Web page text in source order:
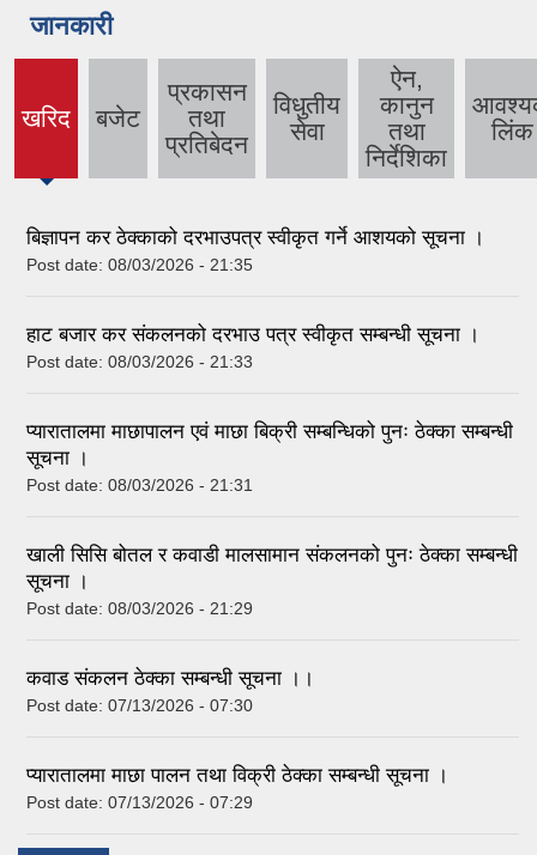
जानकारी
खरिद
(active
बजेट
प्रकासन
तथा
प्रतिबेदन
विधुतीय
सेवा
ऐन,
कानुन
तथा
निर्देशिका
लिंक
बिज्ञापन कर ठेक्काको दरभाउपत्र स्वीकृत गर्ने आशयको सूचना ।
Post date: 08/03/2026 - 21:35
हाट बजार कर संकलनको दरभाउ पत्र स्वीकृत सम्बन्धी सूचना ।
Post date: 08/03/2026 - 21:33
प्यारातालमा माछापालन एवं माछा बिक्री सम्बन्धिको पुनः ठेक्का सम्बन्धी
सूचना ।
Post date: 08/03/2026 - 21:31
खाली सिसि बोतल र कवाडी मालसामान संकलनको पुनः ठेक्का सम्बन्धी
सूचना ।
Post date: 08/03/2026 - 21:29
कवाड संकलन ठेक्का सम्बन्धी सूचना ।।
Post date: 07/13/2026 - 07:30
प्यारातालमा माछा पालन तथा विक्री ठेक्का सम्बन्धी सूचना ।
Post date: 07/13/2026 - 07:29